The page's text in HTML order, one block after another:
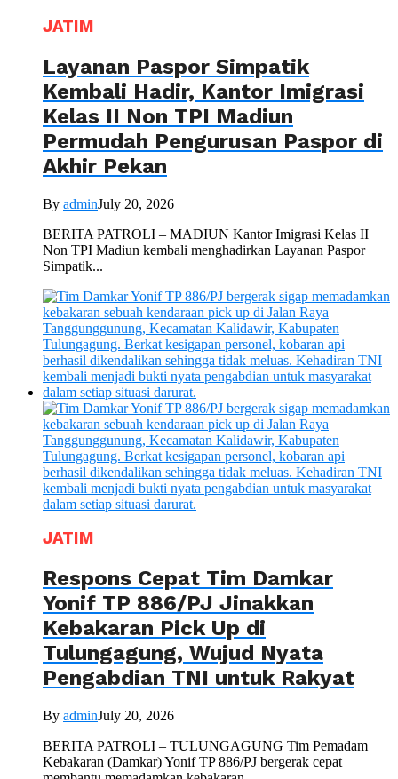
JATIM
Layanan Paspor Simpatik
Kembali Hadir, Kantor Imigrasi
Kelas II Non TPI Madiun
Permudah Pengurusan Paspor di
Akhir Pekan
By adminJuly 20, 2026
BERITA PATROLI – MADIUN Kantor Imigrasi Kelas II
Non TPI Madiun kembali menghadirkan Layanan Paspor
Simpatik...
JATIM
Respons Cepat Tim Damkar
Yonif TP 886/PJ Jinakkan
Kebakaran Pick Up di
Tulungagung, Wujud Nyata
Pengabdian TNI untuk Rakyat
By adminJuly 20, 2026
BERITA PATROLI – TULUNGAGUNG Tim Pemadam
Kebakaran (Damkar) Yonif TP 886/PJ bergerak cepat